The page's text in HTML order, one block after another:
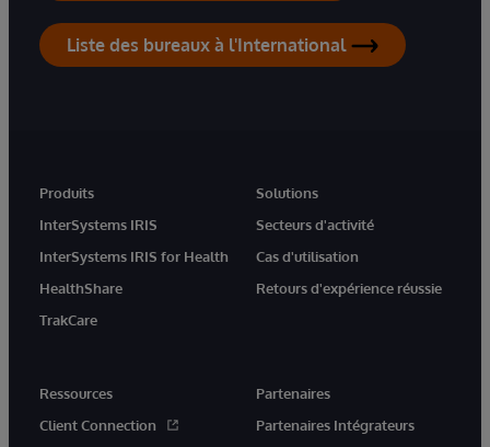
Liste des bureaux à l'International
Produits
InterSystems IRIS
InterSystems IRIS for Health
HealthShare
TrakCare
Solutions
Secteurs d'activité
Cas d'utilisation
Retours d'expérience réussie
Ressources
Client Connection
Partenaires
Partenaires Intégrateurs